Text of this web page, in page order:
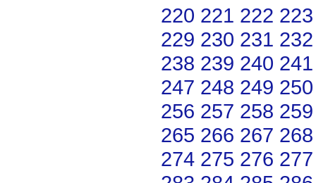
220 221 222 223
229 230 231 232
238 239 240 241
247 248 249 250
256 257 258 259
265 266 267 268
274 275 276 277